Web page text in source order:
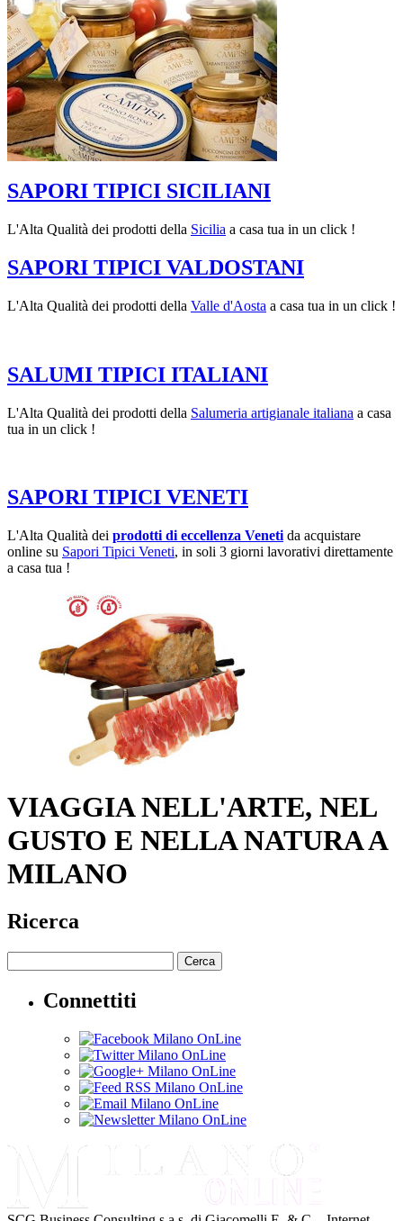
SAPORI TIPICI SICILIANI
L'Alta Qualità dei prodotti della Sicilia a casa tua in un click !
SAPORI TIPICI VALDOSTANI
L'Alta Qualità dei prodotti della Valle d'Aosta a casa tua in un click !
SALUMI TIPICI ITALIANI
L'Alta Qualità dei prodotti della Salumeria artigianale italiana a casa
tua in un click !
SAPORI TIPICI VENETI
L'Alta Qualità dei prodotti di eccellenza Veneti da acquistare
online su Sapori Tipici Veneti, in soli 3 giorni lavorativi direttamente
a casa tua !
VIAGGIA NELL'ARTE, NEL
GUSTO E NELLA NATURA A
MILANO
Ricerca
Cerca
Connettiti